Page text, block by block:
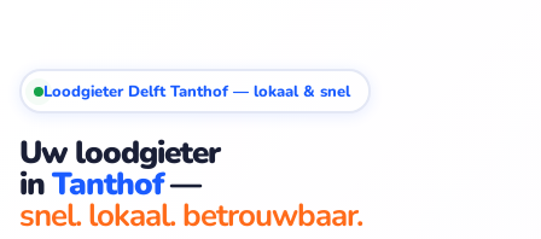
Loodgieter Delft Tanthof — lokaal & snel
Uw loodgieter
inTanthof—
snel. lokaal. betrouwbaar.